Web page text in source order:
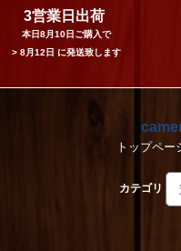
3営業日出荷
本日8月10日 ご購入で
> 8月12日 に発送致します
トップペー
カテゴリ